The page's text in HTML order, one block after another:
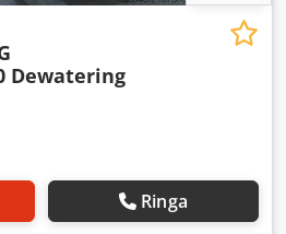
Dewatering
Ringa